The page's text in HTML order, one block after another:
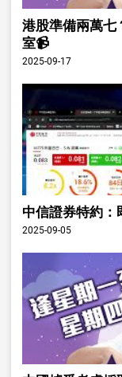
港股準備兩萬七
室📹
2025-09-17
中信證券特約
2025-09-05